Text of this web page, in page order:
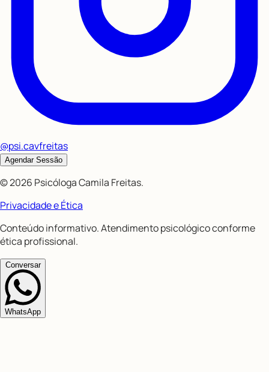
@psi.cavfreitas
Agendar Sessão
©2026 Psicóloga Camila Freitas.
Privacidade e Ética
Conteúdo informativo. Atendimento psicológico conforme
ética profissional.
Conversar
WhatsApp